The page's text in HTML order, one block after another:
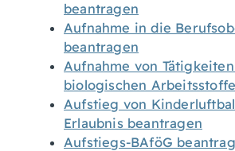
beantragen
Aufnahme in die
beantragen
Aufnahme von
biologischen
Aufstieg von
Erlaubnis beantragen
Aufstiegs-BAföG